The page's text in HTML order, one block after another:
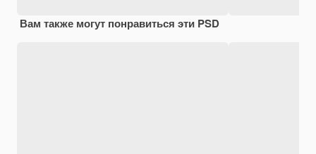
Вам также могут понравиться эти PSD